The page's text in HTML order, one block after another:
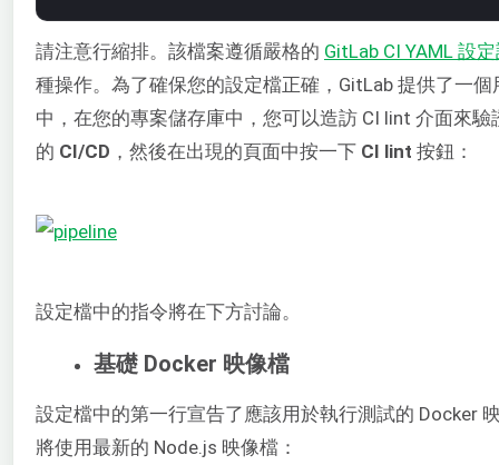
請注意行縮排。該檔案遵循嚴格的 GitLab CI YAML 設
種操作。為了確保您的設定檔正確，GitLab 提供了一
中，在您的專案儲存庫中，您可以造訪 CI lint 介面來
的 CI/CD ，然後在出現的頁面中按一下 CI lint 按鈕：
設定檔中的指令將在下方討論。
基礎 Docker 映像檔
設定檔中的第一行宣告了應該用於執行測試的 Docker
將使用最新的 Node.js 映像檔：